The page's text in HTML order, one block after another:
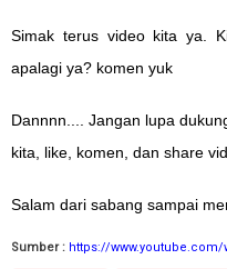
Simak terus video kita ya.
apalagi ya? komen yuk
Dannnn.... Jangan lupa
kita, like, komen, dan share
Salam dari sabang sampai
Sumber : https://www.youtube.com/